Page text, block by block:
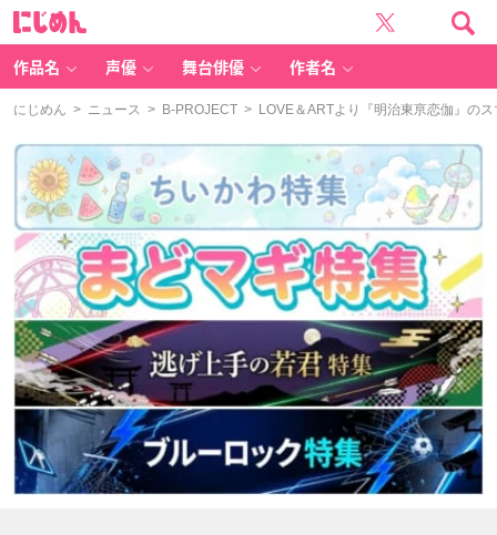
作品名 声優 舞台俳優 作者名
にじめん > ニュース > B-PROJECT > LOVE＆ART​より『明治東亰恋伽』の